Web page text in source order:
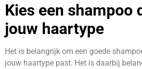
Kies een shampoo
jouw haartype
Het is belangrijk om een goede
jouw haartype past. Het is daarbij